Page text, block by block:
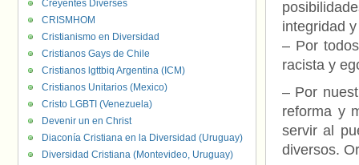
integridad
– Por
racista y
– Por
reforma y
servir al
diversos.
Creyentes Diverses
CRISMHOM
Cristianismo en Diversidad
Cristianos Gays de Chile
Cristianos lgttbiq Argentina (ICM)
Cristianos Unitarios (Mexico)
Cristo LGBTI (Venezuela)
Devenir un en Christ
Diaconía Cristiana en la Diversidad (Uruguay)
Diversidad Cristiana (Montevideo, Uruguay)